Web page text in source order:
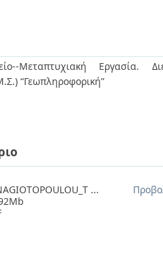
Μεταπτυχιακή Εργασία.
“Γεωπληροφορική”
...